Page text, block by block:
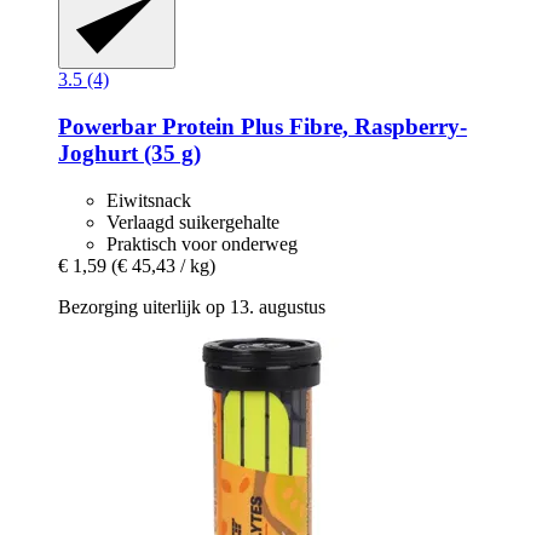
3.5 (4)
Powerbar Protein Plus Fibre, Raspberry-​
Joghurt (35 g)
Eiwitsnack
Verlaagd suikergehalte
Praktisch voor onderweg
€ 1,59 (€ 45,43 / kg)
Bezorging uiterlijk op 13. augustus